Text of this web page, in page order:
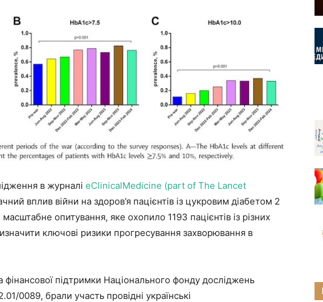
в журналі eClinicalMedicine (part of The Lancet
вплив війни на здоров’я пацієнтів із цукровим діабетом 2
опитування, яке охопило 1193 пацієнтів із різних
ключові ризики прогресування захворювання в
підтримки Національного фонду досліджень
0089, брали участь провідні українські